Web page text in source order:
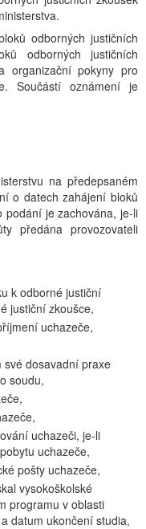
odborných justičních
odborných justičních
organizační pokyny pro
Součástí oznámení je
na předepsaném
o datech zahájení bloků
podání je zachována, je-li
předána provozovateli
k odborné justiční
justiční zkoušce,
uchazeče,
dosavadní praxe
soudu,
uchazeči, je-li
uchazeče,
pošty uchazeče,
vysokoškolské
programu v oblasti
datum ukončení studia,